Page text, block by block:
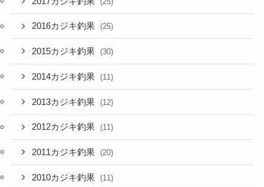
2016カジキ釣果 (25)
2015カジキ釣果 (30)
2014カジキ釣果 (11)
2013カジキ釣果 (12)
2012カジキ釣果 (11)
2011カジキ釣果 (20)
2010カジキ釣果 (11)